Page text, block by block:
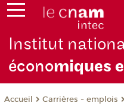
Institut
économiques
Accueil Carrières - emplois